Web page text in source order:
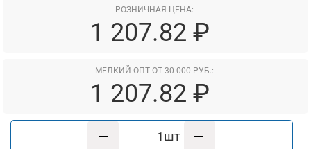
РОЗНИЧНАЯ ЦЕНА:
1 207.82 ₽
МЕЛКИЙ ОПТ ОТ 30 000 РУБ.:
1 207.82 ₽
шт